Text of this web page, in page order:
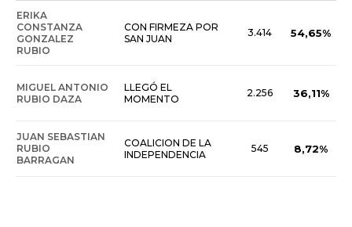
ERIKA
CONSTANZA
GONZALEZ
RUBIO
CON FIRMEZA POR
SAN JUAN
3.414 54,65%
MIGUEL ANTONIO
RUBIO DAZA
LLEGÓ EL
MOMENTO
2.256 36,11%
JUAN SEBASTIAN
RUBIO
BARRAGAN
COALICION DE LA
INDEPENDENCIA
545 8,72%